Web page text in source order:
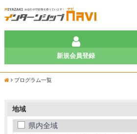
新規会員登録
プログラム一覧
地域
県内全域